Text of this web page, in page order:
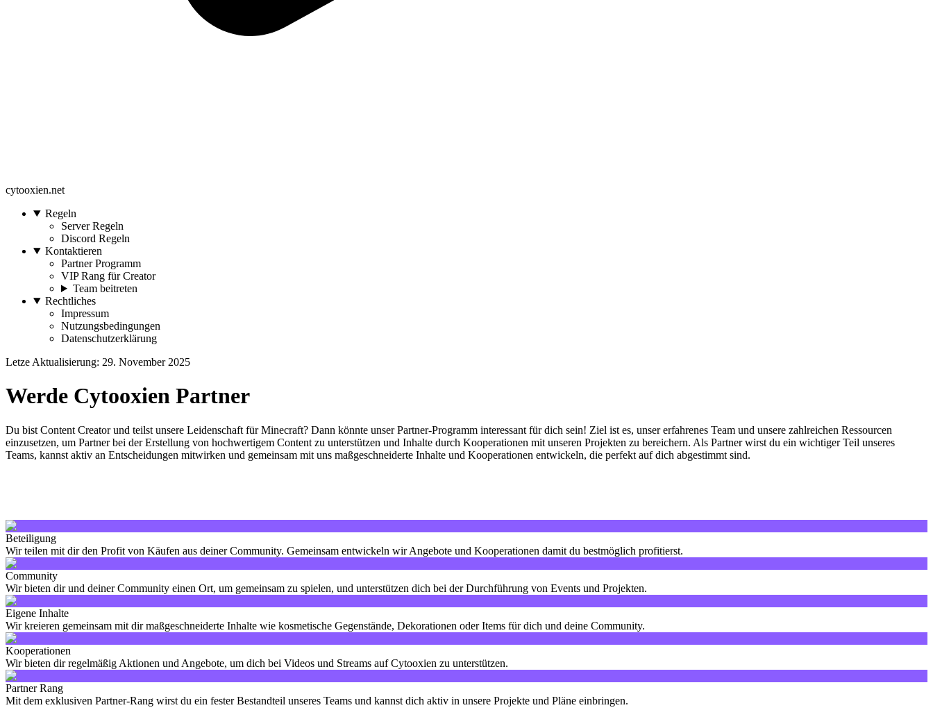
cytooxien.net
Regeln
Server Regeln
Discord Regeln
Kontaktieren
Partner Programm
VIP Rang für Creator
Team beitreten
Rechtliches
Impressum
Nutzungsbedingungen
Datenschutzerklärung
Letze Aktualisierung: 29. November 2025
Werde Cytooxien Partner
Du bist Content Creator und teilst unsere Leidenschaft für Minecraft? Dann könnte unser Partner-Programm interessant für dich sein! Ziel ist es, unser erfahrenes Team und unsere zahlreichen Ressourcen
einzusetzen, um Partner bei der Erstellung von hochwertigem Content zu unterstützen und Inhalte durch Kooperationen mit unseren Projekten zu bereichern. Als Partner wirst du ein wichtiger Teil unseres
Teams, kannst aktiv an Entscheidungen mitwirken und gemeinsam mit uns maßgeschneiderte Inhalte und Kooperationen entwickeln, die perfekt auf dich abgestimmt sind.
Beteiligung
Wir teilen mit dir den Profit von Käufen aus deiner Community. Gemeinsam entwickeln wir Angebote und Kooperationen damit du bestmöglich profitierst.
Community
Wir bieten dir und deiner Community einen Ort, um gemeinsam zu spielen, und unterstützen dich bei der Durchführung von Events und Projekten.
Eigene Inhalte
Wir kreieren gemeinsam mit dir maßgeschneiderte Inhalte wie kosmetische Gegenstände, Dekorationen oder Items für dich und deine Community.
Kooperationen
Wir bieten dir regelmäßig Aktionen und Angebote, um dich bei Videos und Streams auf Cytooxien zu unterstützen.
Partner Rang
Mit dem exklusiven Partner-Rang wirst du ein fester Bestandteil unseres Teams und kannst dich aktiv in unsere Projekte und Pläne einbringen.